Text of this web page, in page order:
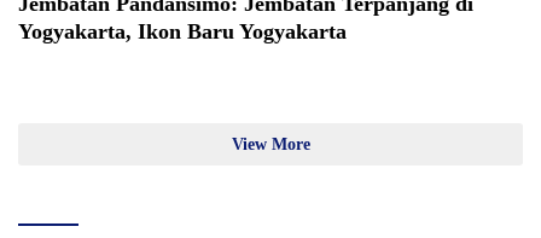
Yogyakarta, Ikon Baru Yogyakarta
View More